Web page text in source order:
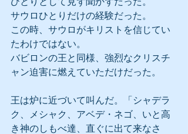
サウロひとりだけの経験だった。
この時、サウロがキリストを信じてい
たわけではない。
バビロンの王と同様、強烈なクリスチ
ャン迫害に燃えていただけだった。
王は炉に近づいて叫んだ。「シャデラ
ク、メシャク、アベデ・ネゴ、いと高
き神のしもべ達、直ぐに出て来なさ